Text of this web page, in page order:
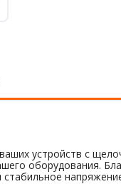
устройств с
оборудования.